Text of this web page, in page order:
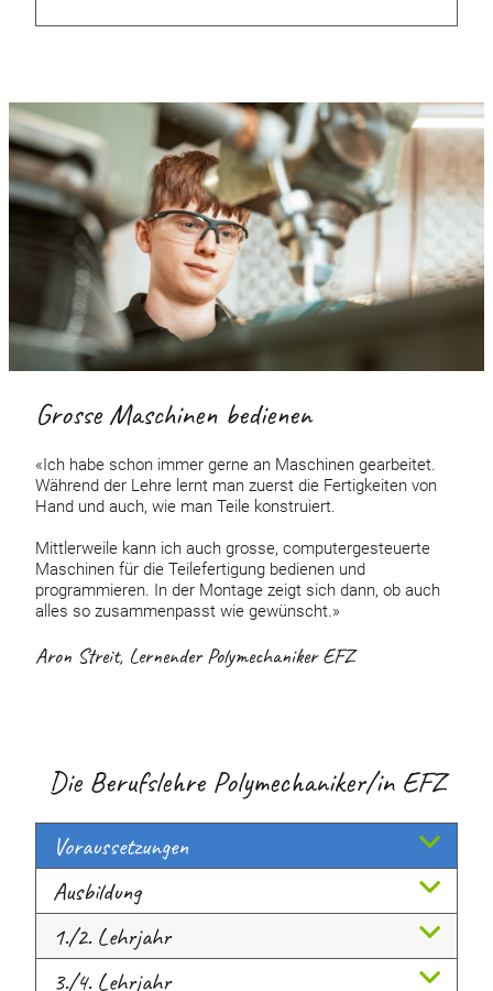
Grosse Maschinen bedienen
«Ich habe schon immer gerne an Maschinen gearbeitet.
Während der Lehre lernt man zuerst die Fertigkeiten von
Hand und auch, wie man Teile konstruiert.
Mittlerweile kann ich auch grosse, computer­gesteuerte
Maschinen für die Teilefertigung bedienen und
programmieren. In der Montage zeigt sich dann, ob auch
alles so zusammenpasst wie gewünscht.»
Aron Streit, Lernender Polymechaniker EFZ
Die Berufslehre Polymechaniker/in EFZ
Voraussetzungen
Ausbildung
1./2. Lehrjahr
3./4. Lehrjahr